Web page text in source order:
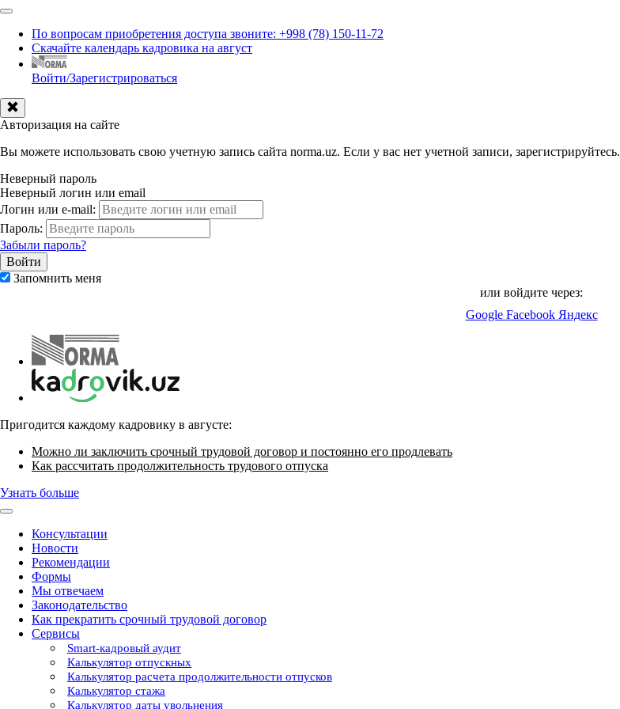
По вопросам приобретения доступа звоните: +998 (78) 150-11-72
Скачайте календарь кадровика на август
Войти/Зарегистрироваться
Авторизация на сайте
Вы можете использовать свою учетную запись сайта norma.uz. Если у вас нет учетной записи, зарегистрируйтесь.
Неверный пароль
Неверный логин или email
Логин или e-mail:
Пароль:
Забыли пароль?
Запомнить меня
или войдите через:
Google Facebook Яндекс
Пригодится каждому кадровику в августе:
Можно ли заключить срочный трудовой договор и постоянно его продлевать
Как рассчитать продолжительность трудового отпуска
Узнать больше
Консультации
Новости
Рекомендации
Формы
Мы отвечаем
Законодательство
Как прекратить срочный трудовой договор
Сервисы
Smart-кадровый аудит
Калькулятор отпускных
Калькулятор расчета продолжительности отпусков
Калькулятор стажа
Калькулятор даты увольнения